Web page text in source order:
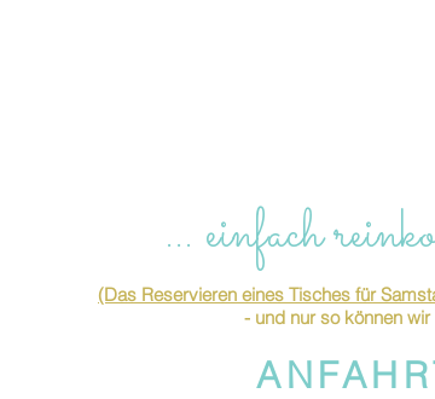
… einfach
(Das Reservieren eines Tisches für
- und nur so können